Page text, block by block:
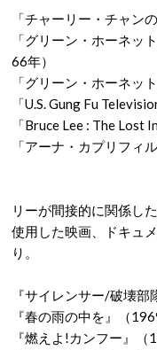
「チャーリー・チャン
「グリーン・ホーネッ
66年）
「グリーン・ホーネッ
「U.S. Gung Fu
「Bruce Lee : The Lost
「アーナ・カプリフィル
リーが間接的に関係し
使用した映画、ドキュ
り。
『サイレンサー/破壊部
『春の雨の中を』（
『燃えよ!カンフー』（